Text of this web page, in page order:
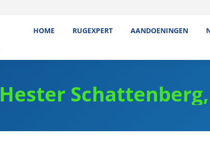
HOME RUGEXPERT AANDOENINGEN
Hester